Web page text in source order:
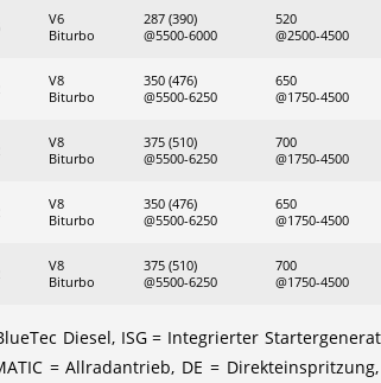
V6
Biturbo
287 (390)
@5500-6000
520
@2500-4500
V8
Biturbo
350 (476)
@5500-6250
650
@1750-4500
V8
Biturbo
375 (510)
@5500-6250
700
@1750-4500
V8
Biturbo
350 (476)
@5500-6250
650
@1750-4500
V8
Biturbo
375 (510)
@5500-6250
700
@1750-4500
Diesel, ISG = Integrierter
= Allradantrieb, DE =